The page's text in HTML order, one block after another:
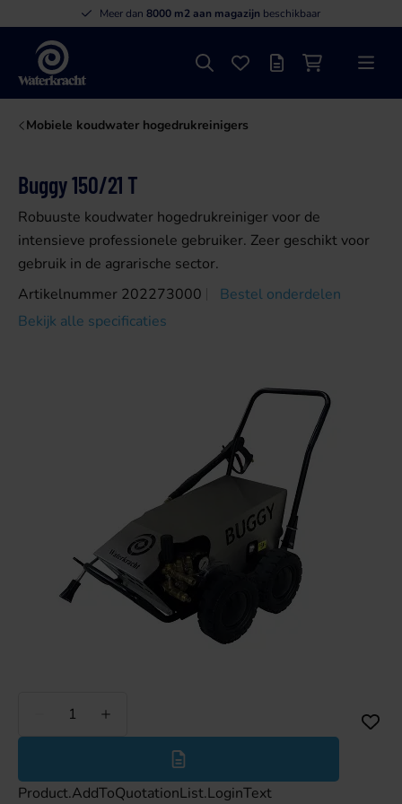
Meer dan 8000 m2 aan magazijn beschikbaar
Waterkracht
ZoekenFavorieten
OffertelijstWinkelwagen
Menu
Mobiele koudwater hogedrukreinigers
Buggy 150/21 T
Robuuste koudwater hogedrukreiniger voor de
intensieve professionele gebruiker. Zeer geschikt voor
gebruik in de agrarische sector.
Artikelnummer 202273000
Bestel onderdelen
Bekijk alle specificaties
Minder
Product.AddToQuotationList.LoginText